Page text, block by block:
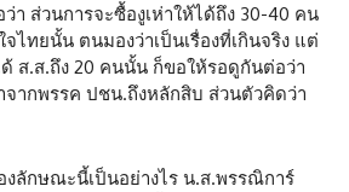
า ส่วนการจะซื้องูเห่าให้ได้ถึง 30-40 คน
ไทยนั้น ตนมองว่าเป็นเรื่องที่เกินจริง แต่
ส.ส.ถึง 20 คนนั้น ก็ขอให้รอดูกันต่อว่า
จากพรรค ปชน.ถึงหลักสิบ ส่วนตัวคิดว่า
งลักษณะนี้เป็นอย่างไร น.ส.พรรณิการ์